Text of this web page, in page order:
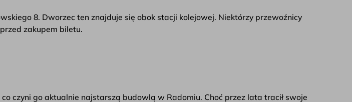
8. Dworzec ten znajduje się obok stacji kolejowej. Niektórzy przewoźnicy
zakupem biletu.
co czyni go aktualnie najstarszą budowlą w Radomiu. Choć przez lata tracił swoje